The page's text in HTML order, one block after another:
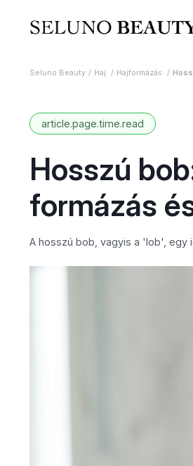
Seluno Beauty Haj Hajformázás
article.page.time.read
Hosszú
formázás
A hosszú bob, vagyis a 'lob', egy